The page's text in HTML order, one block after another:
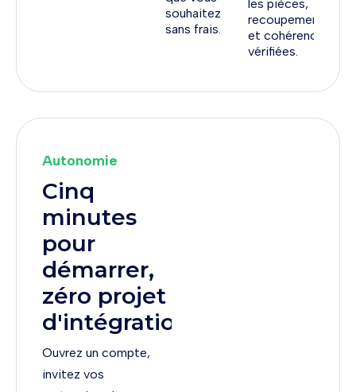
souhaitez
sans frais.
les pièces,
recoupements
et cohérences
vérifiées.
Autonomie
Cinq
minutes
pour
démarrer,
zéro projet
d'intégration
Ouvrez un compte,
invitez vos